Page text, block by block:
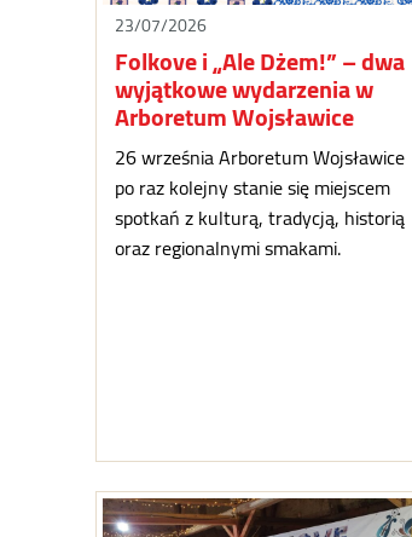
23/07/2026
Folkove i „Ale Dżem!” – dwa
wyjątkowe wydarzenia w
Arboretum Wojsławice
26 września Arboretum Wojsławice
po raz kolejny stanie się miejscem
spotkań z kulturą, tradycją, historią
oraz regionalnymi smakami.